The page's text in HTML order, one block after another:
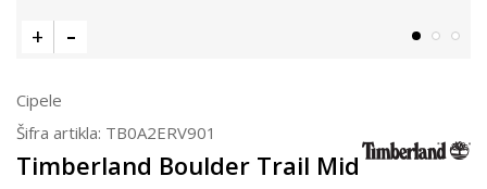
Cipele
Šifra artikla: TB0A2ERV901
Timberland Boulder Trail Mid